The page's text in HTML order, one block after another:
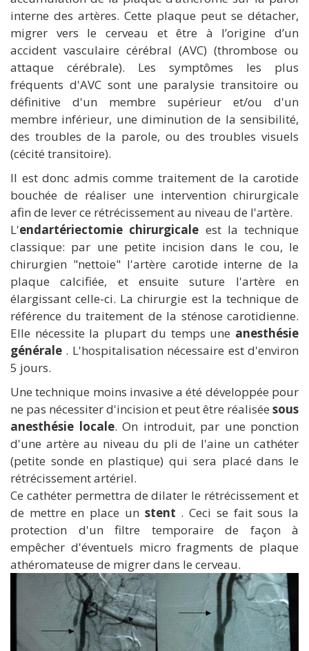
interne des artères. Cette plaque peut se détacher,
migrer vers le cerveau et être à l’origine d’un
accident vasculaire cérébral (AVC) (thrombose ou
attaque cérébrale). Les symptômes les plus
fréquents d'AVC sont une paralysie transitoire ou
définitive d'un membre supérieur et/ou d'un
membre inférieur, une diminution de la sensibilité,
des troubles de la parole, ou des troubles visuels
(cécité transitoire).
Il est donc admis comme traitement de la carotide
bouchée de réaliser une intervention chirurgicale
afin de lever ce rétrécissement au niveau de l'artère.
L'endartériectomie chirurgicale est la technique
classique: par une petite incision dans le cou, le
chirurgien "nettoie" l'artère carotide interne de la
plaque calcifiée, et ensuite suture l'artère en
élargissant celle-ci. La chirurgie est la technique de
référence du traitement de la sténose carotidienne.
Elle nécessite la plupart du temps une anesthésie
générale . L'hospitalisation nécessaire est d'environ
5 jours.
Une technique moins invasive a été développée pour
ne pas nécessiter d'incision et peut être réalisée sous
anesthésie locale. On introduit, par une ponction
d'une artère au niveau du pli de l'aine un cathéter
(petite sonde en plastique) qui sera placé dans le
rétrécissement artériel.
Ce cathéter permettra de dilater le rétrécissement et
de mettre en place un stent . Ceci se fait sous la
protection d'un filtre temporaire de façon à
empêcher d'éventuels micro fragments de plaque
athéromateuse de migrer dans le cerveau.